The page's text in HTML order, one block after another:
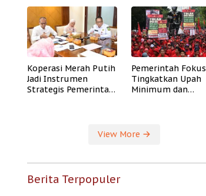
Koperasi Merah Putih
Jadi Instrumen
Strategis Pemerintah
Pemerintah Fokus
Tingkatkan Upah
Minimum dan
View More
Berita Terpopuler